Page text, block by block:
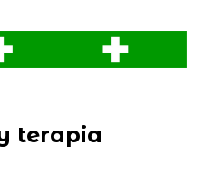
terapia